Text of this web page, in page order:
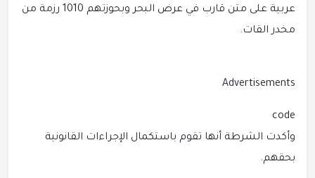
عربية على متن قارب في عرض البحر وبحوزتهم 1010 رزمة من
مخدر القات.
Advertisements
code
وأكدت الشرطة أنها تقوم باستكمال الإجراءات القانونية
بحقهم.